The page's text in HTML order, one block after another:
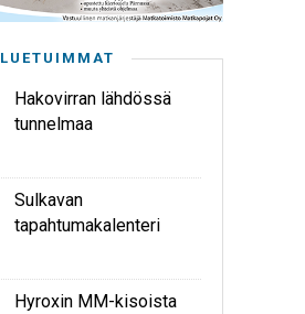
LUETUIMMAT
Hakovirran lähdössä
tunnelmaa
Sulkavan
tapahtumakalenteri
Hyroxin MM-kisoista